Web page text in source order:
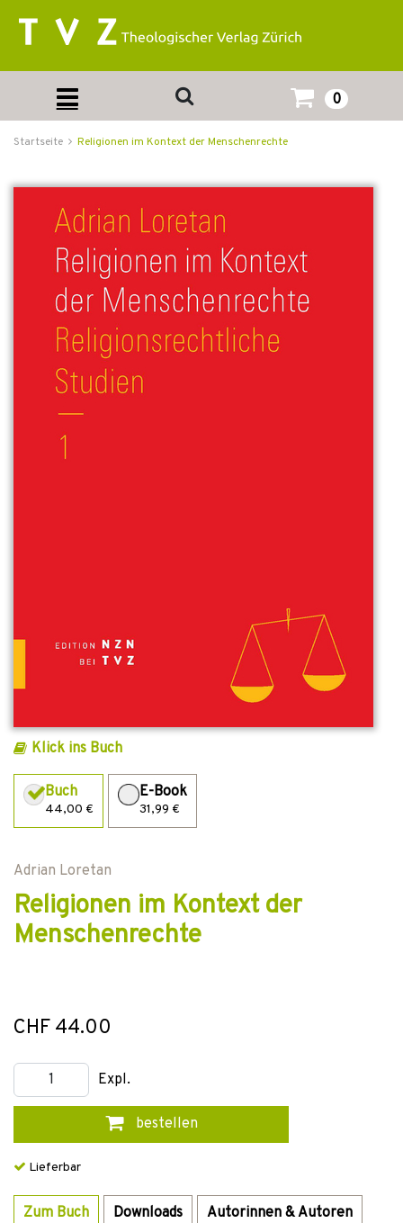
0
Startseite Religionen im Kontext der Menschenrechte
Klick ins Buch
Buch
44,00 €
E-Book
31,99 €
Adrian Loretan
Religionen im Kontext der
Menschenrechte
CHF 44.00
Expl.
bestellen
Lieferbar
Zum Buch Downloads Autorinnen & Autoren